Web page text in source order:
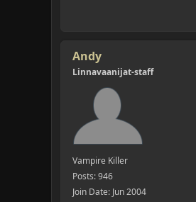
Andy
Linnavaanijat-staff
Vampire Killer
Posts: 946
Join Date: Jun 2004